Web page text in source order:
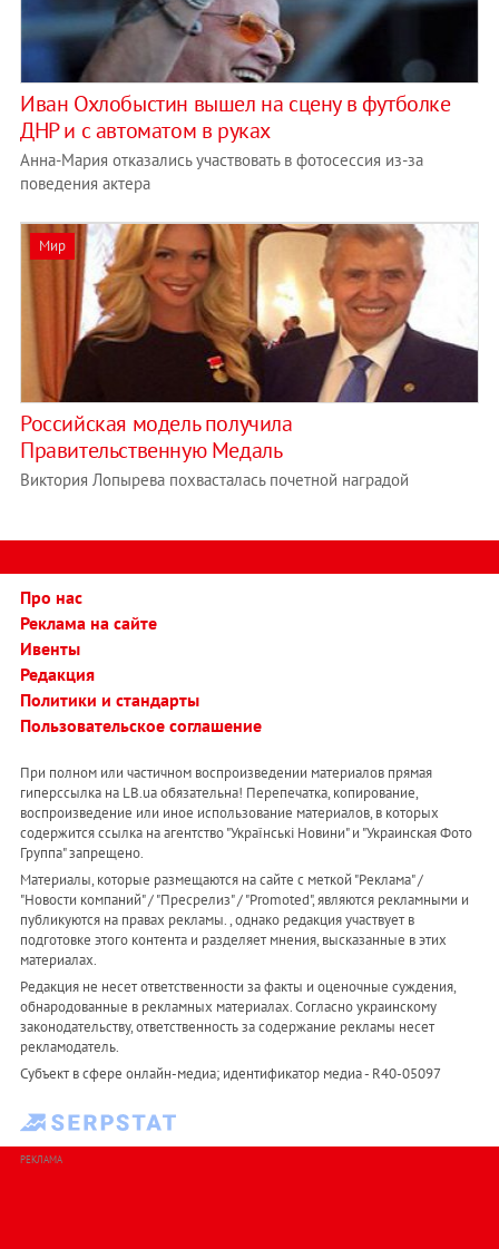
Иван Охлобыстин вышел на сцену в футболке
ДНР и с автоматом в руках
Анна-Мария отказались участвовать в фотосессия из-за
поведения актера
Мир
Российская модель получила
Правительственную Медаль
Виктория Лопырева похвасталась почетной наградой
Про нас
Реклама на сайте
Ивенты
Редакция
Политики и стандарты
Пользовательское соглашение
При полном или частичном воспроизведении материалов прямая
гиперссылка на LB.ua обязательна! Перепечатка, копирование,
воспроизведение или иное использование материалов, в которых
содержится ссылка на агентство "Українськi Новини" и "Украинская Фото
Группа" запрещено.
Материалы, которые размещаются на сайте с меткой "Реклама" /
"Новости компаний" / "Пресрелиз" / "Promoted", являются рекламными и
публикуются на правах рекламы. , однако редакция участвует в
подготовке этого контента и разделяет мнения, высказанные в этих
материалах.
Редакция не несет ответственности за факты и оценочные суждения,
обнародованные в рекламных материалах. Согласно украинскому
законодательству, ответственность за содержание рекламы несет
рекламодатель.
Субъект в сфере онлайн-медиа; идентификатор медиа - R40-05097
РЕКЛАМА